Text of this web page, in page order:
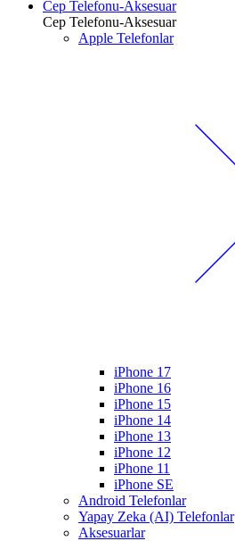
Cep Telefonu-Aksesuar
Cep Telefonu-Aksesuar
Apple Telefonlar
iPhone 17
iPhone 16
iPhone 15
iPhone 14
iPhone 13
iPhone 12
iPhone 11
iPhone SE
Android Telefonlar
Yapay Zeka (AI) Telefonlar
Aksesuarlar